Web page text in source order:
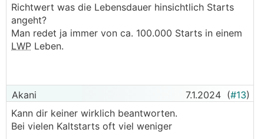
Gradminuten kann ich mir nur erklären dass ihr
die Leistung nicht gereicht hat weil du ja
begrenzt hast.
At wäre in dem Aspekt noch interessant gewesen
Weißt du ob die Enteisungen auch als
Verdichterstart gezählt werden? Wenn ja, wie
erkenne ich die Anzahl der echten Takte?
───────────────
STEBEA schrieb:
──────..
Akani schrieb:
abläuft.
Heiztakte, Abttauen. Der starke Abfall oben der
Gradminuten kann ich mir nur erklären dass ihr
die Leistung nicht gereicht hat weil du ja
Richtwert was die Lebensdauer hinsichtlich Starts
angeht?
Man redet ja immer von ca. 100.000 Starts in einem
LWP Leben.
Akani 7.1.2024 (#13)
Kann dir keiner wirklich beantworten.
Bei vielen Kaltstarts oft viel weniger